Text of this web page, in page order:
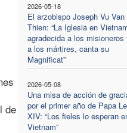
2026-05-18
El arzobispo Joseph Vu Van
Thien: “La Iglesia en
agradecida a los misioneros
a los mártires, canta su
Magnificat”
2026-05-08
Una misa de acción de
por el primer año de Papa
XIV: “Los fieles lo esperan
Vietnam”
de